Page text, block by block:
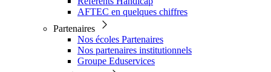
AFTEC en quelques chiffres
Partenaires
Nos écoles Partenaires
Nos partenaires institutionnels
Groupe Eduservices